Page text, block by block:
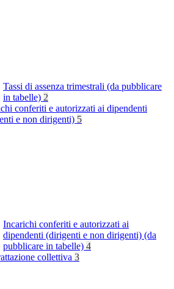
Tassi di assenza trimestrali (da pubblicare
in tabelle) 2
conferiti e autorizzati ai dipendenti
e non dirigenti) 5
Incarichi conferiti e autorizzati ai
dipendenti (dirigenti e non dirigenti) (da
pubblicare in tabelle) 4
collettiva 3